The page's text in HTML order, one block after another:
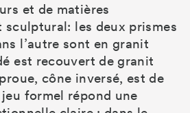
et de matières
sculptural: les deux prismes
l’autre sont en granit
est recouvert de granit
cône inversé, est de
formel répond une